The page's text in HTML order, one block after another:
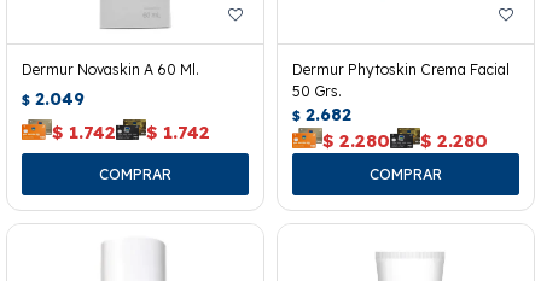
Dermur Novaskin A 60 Ml.
$ 2.049
$ 1.742 $ 1.742
Dermur Phytoskin Crema Facial
50 Grs.
$ 2.682
$ 2.280 $ 2.280